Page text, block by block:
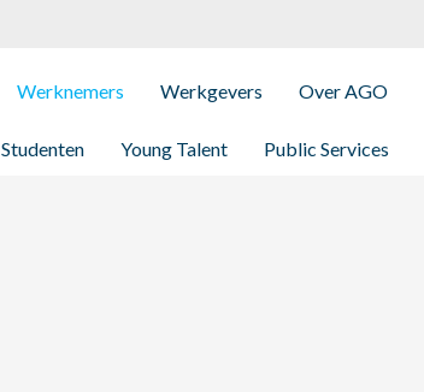
Werknemers
Studenten Young Talent Public Services
Werkgevers Over AGO